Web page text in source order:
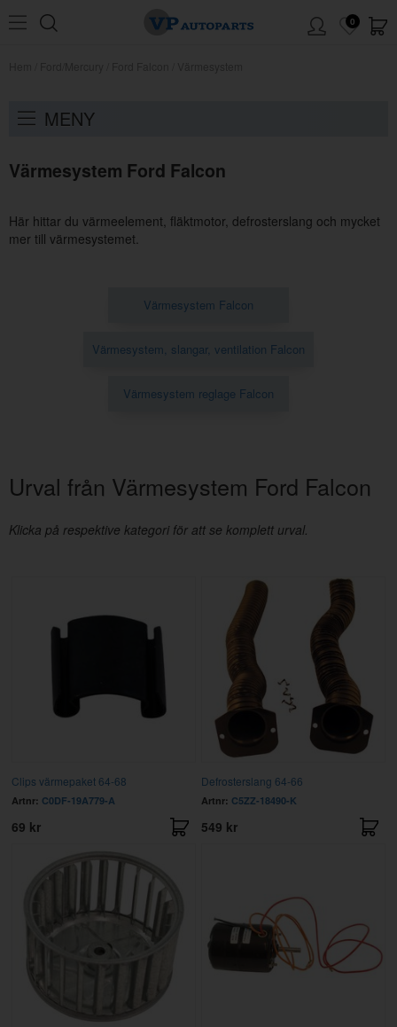
0
MENY
Värmesystem Ford Falcon
Här hittar du värmeelement, fläktmotor, defrosterslang och mycket
mer till värmesystemet.
Värmesystem Falcon
Värmesystem, slangar, ventilation Falcon
Värmesystem reglage Falcon
Urval från Värmesystem Ford Falcon
Klicka på respektive kategori för att se komplett urval.
Clips värmepaket 64-68
Artnr: C0DF-19A779-A
69 kr
Defrosterslang 64-66
Artnr: C5ZZ-18490-K
549 kr